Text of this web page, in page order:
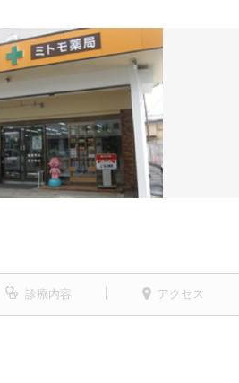
診療内容 アクセス